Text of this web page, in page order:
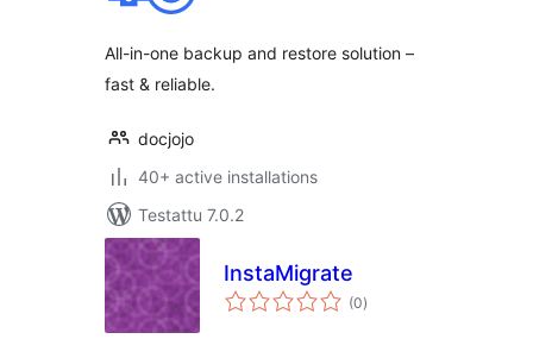
All-in-one backup and restore solution –
fast & reliable.
docjojo
40+ active installations
Testattu 7.0.2
InstaMigrate
(0arvosanat
yhteensä
)